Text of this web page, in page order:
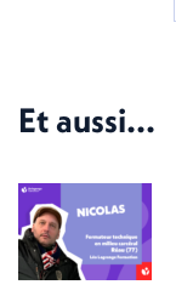
Et aussi...